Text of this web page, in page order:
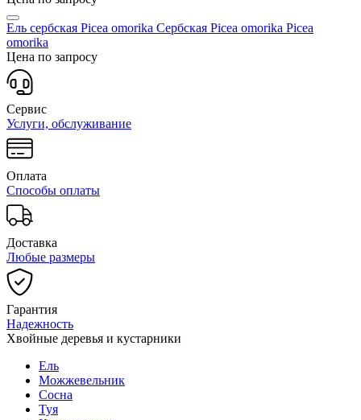
Ель сербская Picea omorika Сербская Picea omorika Picea
omorika
Цена по запросу
Сервис
Услуги, обслуживание
Оплата
Способы оплаты
Доставка
Любые размеры
Гарантия
Надежность
Хвойные деревья и кустарники
Ель
Можжевельник
Сосна
Туя